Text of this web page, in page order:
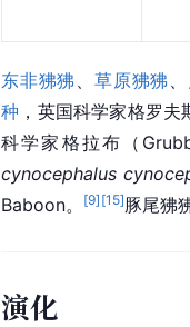
东非狒狒 草原狒狒
种 ， 英国科学家格罗夫
科学家格拉布（
cynocephalus
Baboon。
[9] [15]豚尾狒
演化